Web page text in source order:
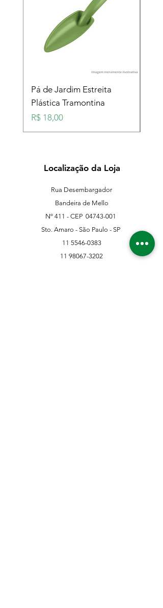
Pá de Jardim Estreita
Plástica Tramontina
Preço
R$ 18,00
Localização da Loja
Rua Desembargador
Bandeira de Mello
Nº 411 - CEP 04743-001
Sto. Amaro - São Paulo - SP
11 5546-0383
11 98067-3202